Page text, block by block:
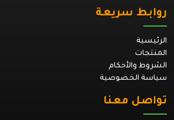
روابط سريعة
الرئيسية
المنتجات
الشروط والأحكام
سياسة الخصوصية
تواصل معنا